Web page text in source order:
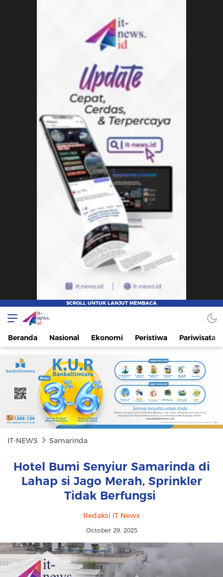
IT-NEWS
Update Cepat, Cerdas, dan Terpercaya
Beranda Nasional Ekonomi Peristiwa Pariwisata
IT-NEWS Samarinda
Hotel Bumi Senyiur Samarinda di
Lahap si Jago Merah, Sprinkler
Tidak Berfungsi
Redaksi IT News
October 29, 2025